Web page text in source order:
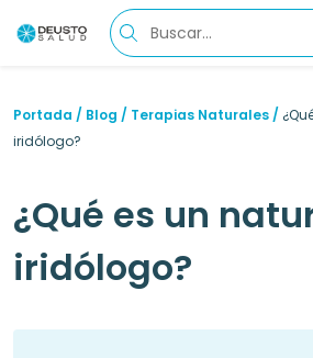
Portada / Blog / Terapias Naturales /
iridólogo?
¿Qué es un
iridólogo?